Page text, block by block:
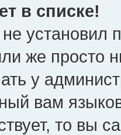
в списке!
установил
же просто
у
вам
то вы